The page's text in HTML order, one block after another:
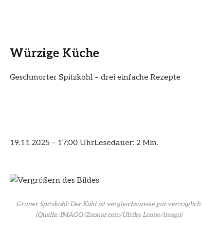
Würzige Küche
Geschmorter Spitzkohl – drei einfache Rezepte
19.11.2025 – 17:00 UhrLesedauer: 2 Min.
Grüner Spitzkohl: Der Kohl ist vergleichsweise gut verträglich.
(Quelle: IMAGO/Zoonar.com/Ulrike Leone/imago)